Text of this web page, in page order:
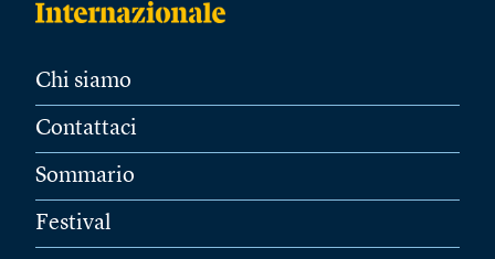
Chi siamo
Contattaci
Sommario
Festival